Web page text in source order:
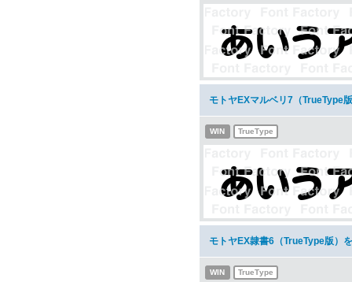
モトヤEXマルベリ7（TrueType
WIN TrueType
モトヤEX隷書6（TrueType版）
WIN TrueType